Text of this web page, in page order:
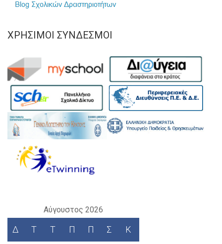
ΧΡΉΣΙΜΟΙ ΣΎΝΔΕΣΜΟΙ
Αύγουστος 2026
Δ Τ Τ Π Π Σ Κ